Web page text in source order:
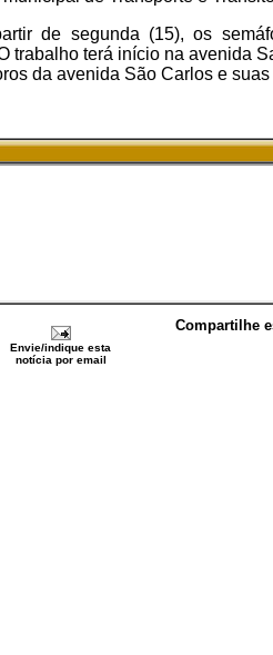
de segunda (15), os
trabalho terá início na avenida
da avenida São Carlos e
Compartilhe
Envie/indique esta
notícia por email